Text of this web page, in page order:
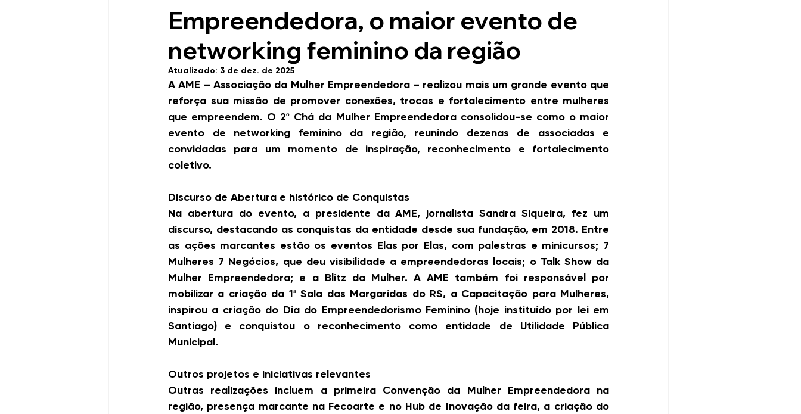
Empreendedora, o maior evento de
networking feminino da região
Atualizado: 3 de dez. de 2025
A AME – Associação da Mulher Empreendedora – realizou mais um grande evento que
reforça sua missão de promover conexões, trocas e fortalecimento entre mulheres
que empreendem. O 2º Chá da Mulher Empreendedora consolidou-se como o maior
evento de networking feminino da região, reunindo dezenas de associadas e
convidadas para um momento de inspiração, reconhecimento e fortalecimento
coletivo.
Discurso de Abertura e histórico de Conquistas
Na abertura do evento, a presidente da AME, jornalista Sandra Siqueira, fez um
discurso, destacando as conquistas da entidade desde sua fundação, em 2018. Entre
as ações marcantes estão os eventos Elas por Elas, com palestras e minicursos; 7
Mulheres 7 Negócios, que deu visibilidade a empreendedoras locais; o Talk Show da
Mulher Empreendedora; e a Blitz da Mulher. A AME também foi responsável por
mobilizar a criação da 1ª Sala das Margaridas do RS, a Capacitação para Mulheres,
inspirou a criação do Dia do Empreendedorismo Feminino (hoje instituído por lei em
Santiago) e conquistou o reconhecimento como entidade de Utilidade Pública
Municipal.
Outros projetos e iniciativas relevantes
Outras realizações incluem a primeira Convenção da Mulher Empreendedora na
região, presença marcante na Fecoarte e no Hub de Inovação da feira, a criação do